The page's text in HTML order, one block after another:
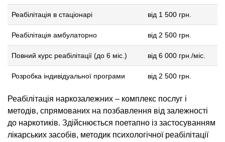
Реабілітація в стаціонарі від 1 500 грн.
Реабілітація амбулаторно від 2 500 грн.
Повний курс реабілітації (до 6 міс.) від 6 000 грн./міс.
Розробка індивідуальної програми від 2 500 грн.
Реабілітація наркозалежних – комплекс послуг і
методів, спрямованих на позбавлення від залежності
до наркотиків. Здійснюється поетапно із застосуванням
лікарських засобів, методик психологічної реабілітації